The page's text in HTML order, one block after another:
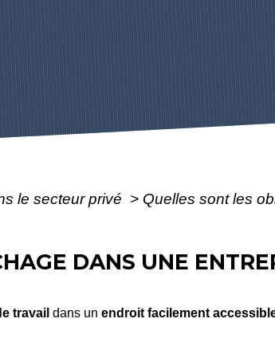
le secteur privé > Quelles sont les
DANS UNE
travail dans unendroit facilement